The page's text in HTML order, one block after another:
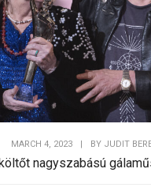
MARCH 4, 2023 | BY JUDIT
nagyszabású